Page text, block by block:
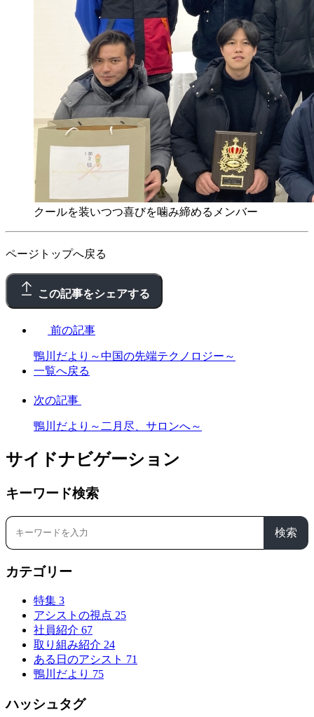
クールを装いつつ喜びを噛み締めるメンバー
ページトップへ戻る
この記事をシェアする
前の記事
鴨川だより～中国の先端テクノロジー～
一覧へ戻る
次の記事
鴨川だより～二月尽、サロンへ～
サイドナビゲーション
キーワード検索
検索
カテゴリー
特集 3
アシストの視点 25
社員紹介 67
取り組み紹介 24
ある日のアシスト 71
鴨川だより 75
ハッシュタグ